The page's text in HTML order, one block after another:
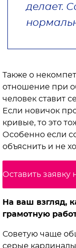
делает.
Также о
отношение при
человек ставит
Если новичок
кривые, то это
Особенно если
объяснить и не
Оставить заявку
На ваш взгляд,
грамотную
Советую чаще
серые